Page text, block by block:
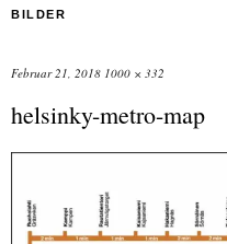
BILDER
Februar 21, 2018 1000 × 332
helsinky-metro-map